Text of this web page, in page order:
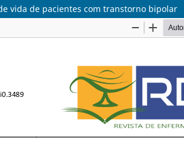
vida de pacientes com transtorno bipolar